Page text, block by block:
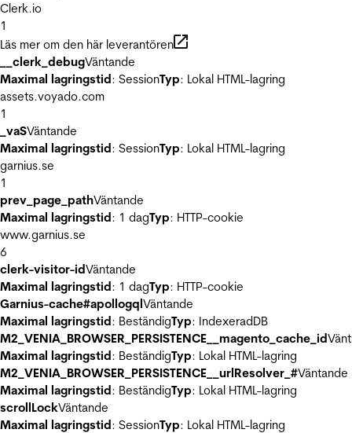
Clerk.io
1
Läs mer om den här leverantören
__clerk_debugVäntande
Maximal lagringstid: SessionTyp: Lokal HTML-lagring
assets.voyado.com
1
_vaSVäntande
Maximal lagringstid: SessionTyp: Lokal HTML-lagring
garnius.se
1
prev_page_pathVäntande
Maximal lagringstid: 1 dagTyp: HTTP-cookie
www.garnius.se
6
clerk-visitor-idVäntande
Maximal lagringstid: 1 dagTyp: HTTP-cookie
Garnius-cache#apollogqlVäntande
Maximal lagringstid: BeständigTyp: IndexeradDB
M2_VENIA_BROWSER_PERSISTENCE__magento_cache_id
Maximal lagringstid: BeständigTyp: Lokal HTML-lagring
M2_VENIA_BROWSER_PERSISTENCE__urlResolver_#Väntande
Maximal lagringstid: BeständigTyp: Lokal HTML-lagring
scrollLockVäntande
Maximal lagringstid: SessionTyp: Lokal HTML-lagring